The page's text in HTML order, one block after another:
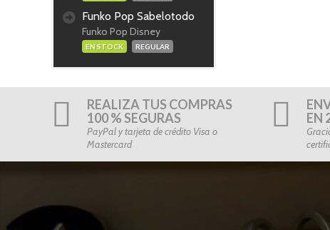
Funko Pop Sabelotodo
Funko Pop Disney
EN STOCK REGULAR
REALIZA TUS COMPRAS
100 % SEGURAS
PayPal y tarjeta de crédito Visa o
Mastercard
EN